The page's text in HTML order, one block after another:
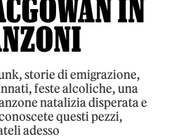
IN
storie di emigrazione,
feste alcoliche, una
natalizia disperata e
questi pezzi,
adesso